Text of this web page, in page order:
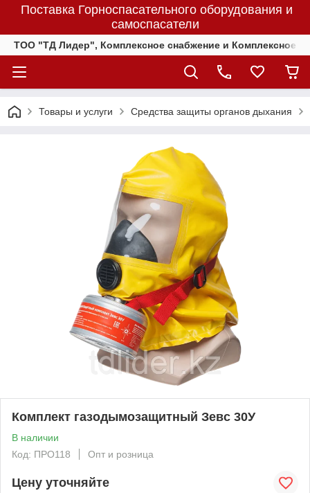
Поставка Горноспасательного оборудования и
самоспасатели
ТОО "ТД Лидер", Комплексное снабжение и Комплексное
Товары и услуги Средства защиты органов дыхания
Комплект газодымозащитный Зевс 30У
В наличии
Код: ПРО118
Опт и розница
Цену уточняйте